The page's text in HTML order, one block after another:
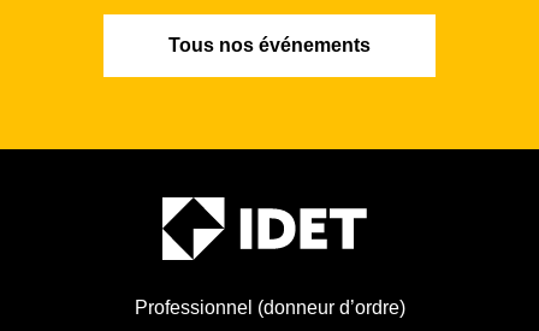
Tous nos événements
Professionnel (donneur d’ordre)